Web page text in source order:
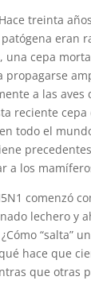
Hace treinta
eran
una cepa
propagarse
a las aves
reciente cepa
todo el
a los
comenzó
lechero y
“salta”
hace que
que otras